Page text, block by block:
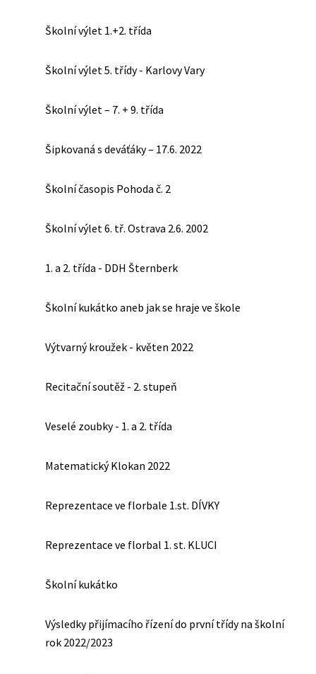
Školní výlet 1.+2. třída
Školní výlet 5. třídy - Karlovy Vary
Školní výlet – 7. + 9. třída
Šipkovaná s deváťáky – 17.6. 2022
Školní časopis Pohoda č. 2
Školní výlet 6. tř. Ostrava 2.6. 2002
1. a 2. třída - DDH Šternberk
Školní kukátko aneb jak se hraje ve škole
Výtvarný kroužek - květen 2022
Recitační soutěž - 2. stupeň
Veselé zoubky - 1. a 2. třída
Matematický Klokan 2022
Reprezentace ve florbale 1.st. DÍVKY
Reprezentace ve florbal 1. st. KLUCI
Školní kukátko
Výsledky přijímacího řízení do první třídy na školní
rok 2022/2023